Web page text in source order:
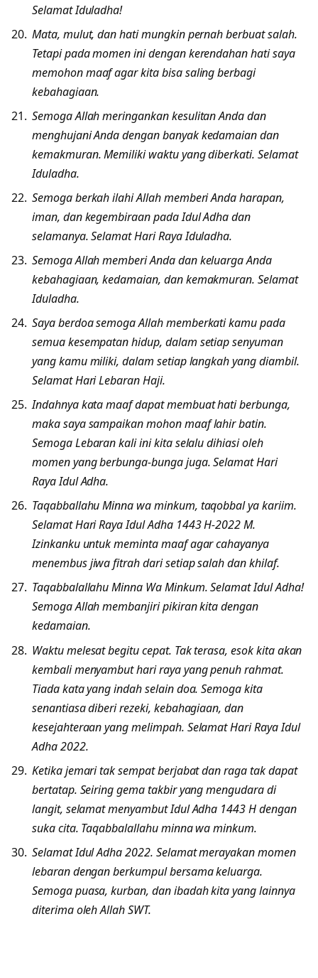
Selamat Iduladha!
Mata, mulut, dan hati mungkin pernah berbuat salah.
Tetapi pada momen ini dengan kerendahan hati saya
memohon maaf agar kita bisa saling berbagi
kebahagiaan.
Semoga Allah meringankan kesulitan Anda dan
menghujani Anda dengan banyak kedamaian dan
kemakmuran. Memiliki waktu yang diberkati. Selamat
Iduladha.
Semoga berkah ilahi Allah memberi Anda harapan,
iman, dan kegembiraan pada Idul Adha dan
selamanya. Selamat Hari Raya Iduladha.
Semoga Allah memberi Anda dan keluarga Anda
kebahagiaan, kedamaian, dan kemakmuran. Selamat
Iduladha.
Saya berdoa semoga Allah memberkati kamu pada
semua kesempatan hidup, dalam setiap senyuman
yang kamu miliki, dalam setiap langkah yang diambil.
Selamat Hari Lebaran Haji.
Indahnya kata maaf dapat membuat hati berbunga,
maka saya sampaikan mohon maaf lahir batin.
Semoga Lebaran kali ini kita selalu dihiasi oleh
momen yang berbunga-bunga juga. Selamat Hari
Raya Idul Adha.
Taqabballahu Minna wa minkum, taqobbal ya kariim.
Selamat Hari Raya Idul Adha 1443 H-2022 M.
Izinkanku untuk meminta maaf agar cahayanya
menembus jiwa fitrah dari setiap salah dan khilaf.
Taqabbalallahu Minna Wa Minkum. Selamat Idul Adha!
Semoga Allah membanjiri pikiran kita dengan
kedamaian.
Waktu melesat begitu cepat. Tak terasa, esok kita akan
kembali menyambut hari raya yang penuh rahmat.
Tiada kata yang indah selain doa. Semoga kita
senantiasa diberi rezeki, kebahagiaan, dan
kesejahteraan yang melimpah. Selamat Hari Raya Idul
Adha 2022.
Ketika jemari tak sempat berjabat dan raga tak dapat
bertatap. Seiring gema takbir yang mengudara di
langit, selamat menyambut Idul Adha 1443 H dengan
suka cita. Taqabbalallahu minna wa minkum.
Selamat Idul Adha 2022. Selamat merayakan momen
lebaran dengan berkumpul bersama keluarga.
Semoga puasa, kurban, dan ibadah kita yang lainnya
diterima oleh Allah SWT.